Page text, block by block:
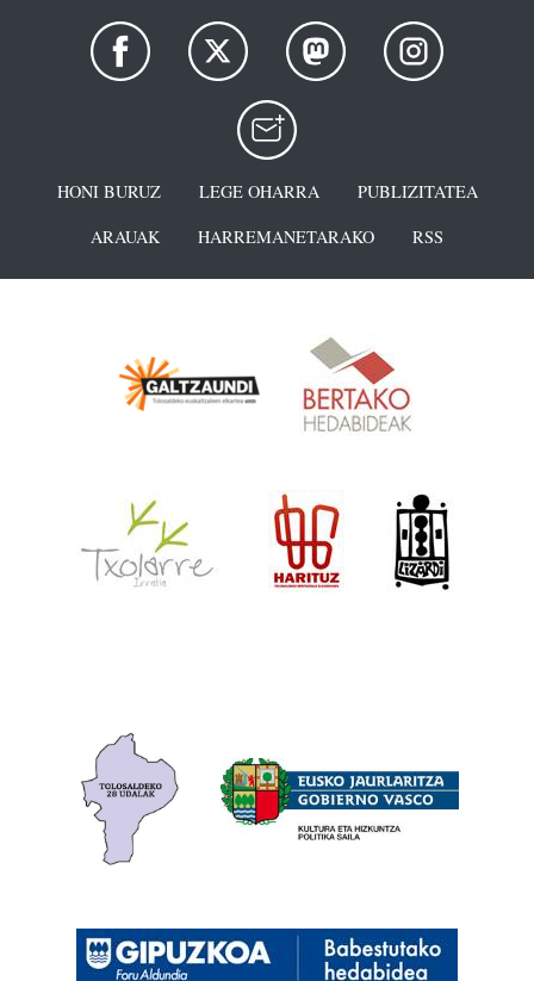
HONI BURUZ LEGE OHARRA
PUBLIZITATEA
ARAUAK
HARREMANETARAKO RSS